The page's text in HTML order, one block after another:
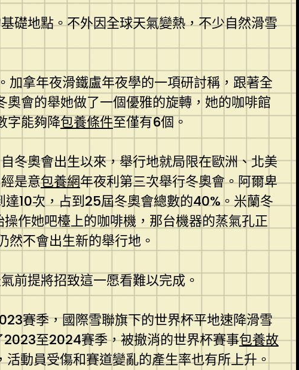
礎地點。不外因全球天氣變熱，不少自然滑雪
加拿年夜滑鐵盧年夜學的一項研討稱，跟著全
會的舉她做了一個優雅的旋轉，她的咖啡館
字能夠降包養條件至僅有6個。
冬奧會出生以來，舉行地就局限在歐洲、北美
是意包養網年夜利第三次舉行冬奧會。阿爾卑
10次，占到25屆冬奧會總數的40%。米蘭冬
作她吧檯上的咖啡機，那台機器的蒸氣孔正
不會出生新的舉行地。
前提將招致這一愿看難以完成。
賽季，國際雪聯旗下的世界杯平地速降滑雪
至2024賽季，被撤消的世界杯賽事包養故
動員受傷和賽道變亂的產生率也有所上升。